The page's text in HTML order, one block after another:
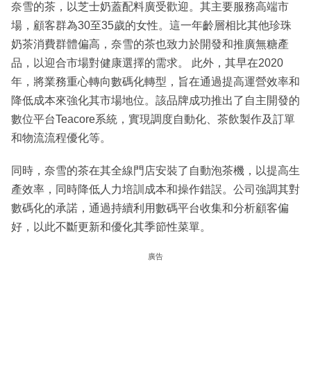
奈雪的茶，以芝士奶蓋配料廣受歡迎。其主要服務高端市
場，顧客群為30至35歲的女性。這一年齡層相比其他珍珠
奶茶消費群體偏高，奈雪的茶也致力於開發和推廣無糖產
品，以迎合市場對健康選擇的需求。 此外，其早在2020
年，將業務重心轉向數碼化轉型，旨在通過提高運營效率和
降低成本來強化其市場地位。該品牌成功推出了自主開發的
數位平台Teacore系統，實現調度自動化、茶飲製作及訂單
和物流流程優化等。
同時，奈雪的茶在其全線門店安裝了自動泡茶機，以提高生
產效率，同時降低人力培訓成本和操作錯誤。公司強調其對
數碼化的承諾，通過持續利用數碼平台收集和分析顧客偏
好，以此不斷更新和優化其季節性菜單。
廣告